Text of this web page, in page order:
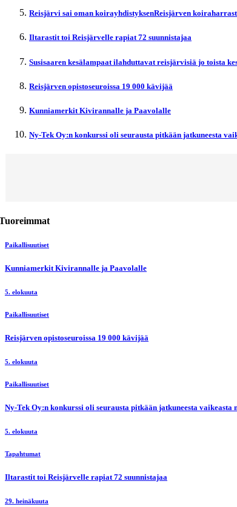
Reisjärvi sai oman koirayhdistyksenReisjärven
Iltarastit toi Reisjärvelle rapiat 72 suunnistajaa
Susisaaren kesälampaat ilahduttavat reisjärvisiä jo toista
Reisjärven opistoseuroissa 19 000 kävijää
Kunniamerkit Kivirannalle ja Paavolalle
Ny-Tek Oy:n konkurssi oli seurausta pitkään jatkuneesta
Paikallisuutiset
Kunniamerkit Kivirannalle ja Paavolalle
5. elokuuta
Paikallisuutiset
Reisjärven opistoseuroissa 19 000 kävijää
5. elokuuta
Paikallisuutiset
Ny-Tek Oy:n konkurssi oli seurausta pitkään jatkuneesta
5. elokuuta
Tapahtumat
Iltarastit toi Reisjärvelle rapiat 72 suunnistajaa
29. heinäkuuta